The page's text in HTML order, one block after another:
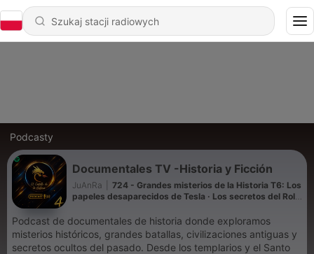
Podcasty
Documentales TV -Historia y Ficción
JuAnRa
724 - Grandes misterios de la Historia T6: Los
papeles desaparecidos de Tesla · Los secretos del Rollo
Podcast de documentales de historia donde exploramos
misterios históricos, grandes batallas, civilizaciones antiguas y
secretos ocultos del pasado. Desde los templarios y el Santo